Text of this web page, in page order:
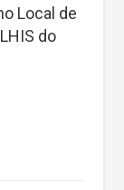
Local de
do